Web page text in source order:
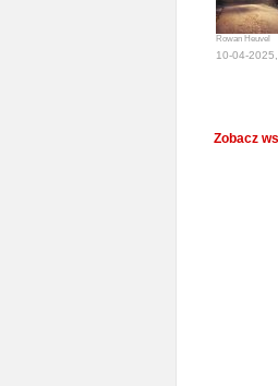
Rowan Heuvel
10-04-
Zobacz